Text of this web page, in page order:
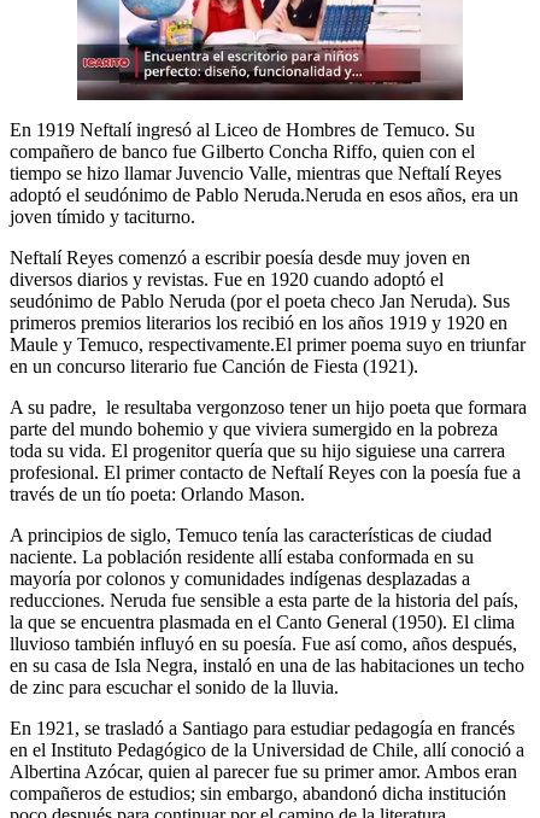
En 1919 Neftalí ingresó al Liceo de Hombres de Temuco. Su
compañero de banco fue Gilberto Concha Riffo, quien con el
tiempo se hizo llamar Juvencio Valle, mientras que Neftalí Reyes
adoptó el seudónimo de Pablo Neruda.Neruda en esos años, era un
joven tímido y taciturno.
Neftalí Reyes comenzó a escribir poesía desde muy joven en
diversos diarios y revistas. Fue en 1920 cuando adoptó el
seudónimo de Pablo Neruda (por el poeta checo Jan Neruda). Sus
primeros premios literarios los recibió en los años 1919 y 1920 en
Maule y Temuco, respectivamente.El primer poema suyo en triunfar
en un concurso literario fue Canción de Fiesta (1921).
A su padre, le resultaba vergonzoso tener un hijo poeta que formara
parte del mundo bohemio y que viviera sumergido en la pobreza
toda su vida. El progenitor quería que su hijo siguiese una carrera
profesional. El primer contacto de Neftalí Reyes con la poesía fue a
través de un tío poeta: Orlando Mason.
A principios de siglo, Temuco tenía las características de ciudad
naciente. La población residente allí estaba conformada en su
mayoría por colonos y comunidades indígenas desplazadas a
reducciones. Neruda fue sensible a esta parte de la historia del país,
la que se encuentra plasmada en el Canto General (1950). El clima
lluvioso también influyó en su poesía. Fue así como, años después,
en su casa de Isla Negra, instaló en una de las habitaciones un techo
de zinc para escuchar el sonido de la lluvia.
En 1921, se trasladó a Santiago para estudiar pedagogía en francés
en el Instituto Pedagógico de la Universidad de Chile, allí conoció a
Albertina Azócar, quien al parecer fue su primer amor. Ambos eran
compañeros de estudios; sin embargo, abandonó dicha institución